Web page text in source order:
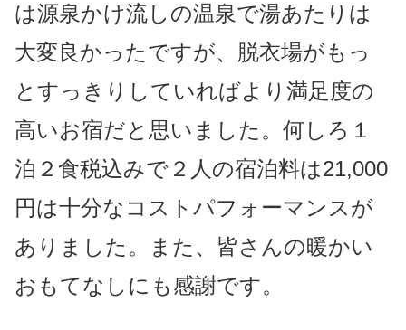
は源泉かけ流しの温泉で湯あたりは
大変良かったですが、脱衣場がもっ
とすっきりしていればより 満足度の
高いお宿だと思いました。何しろ１
泊２食税込みで２人の宿泊料は21,000
円は十分なコストパフォーマンスが
ありました。また、 皆さんの暖かい
おもてなしにも感謝です。